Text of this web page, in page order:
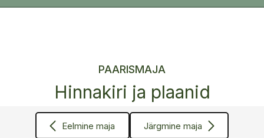
PAARISMAJA
Hinnakiri ja plaanid
Eelmine maja Järgmine maja